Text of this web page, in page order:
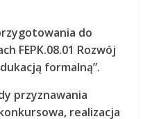
do
FEPK.08.01 Rozwój
formalną”.
przyznawania
realizacja